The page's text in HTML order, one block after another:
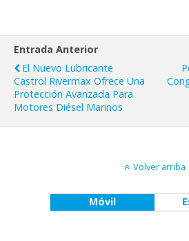
Entrada Anterior
El Nuevo Lubricante
Castrol Rivermax Ofrece Una
Protección Avanzada Para
Motores Diésel Marinos
Volver arriba
Móvil